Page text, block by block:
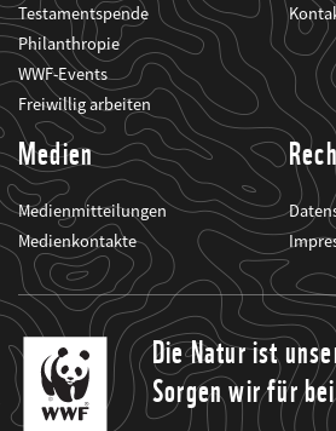
Testamentspende
Philanthropie
WWF-Events
Freiwillig arbeiten
Medien
Medienmitteilungen
Medienkontakte
Die Natur ist
Sorgen wir für